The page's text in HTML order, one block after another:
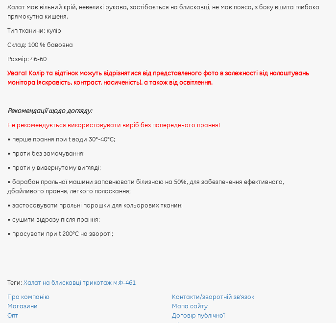
Халат має вільний крій, невеликі рукава, застібається на блискавці, не має пояса, з боку вшита глибока
прямокутна кишеня.
Тип тканини: кулір
Склад: 100 % бавовна
Розмір: 46-60
Увага! Колір та відтінок можуть відрізнятися від представленого фото в залежності від налаштувань
монітора (яскравість, контраст, насиченість), а також від освітлення.
Рекомендації щодо догляду:
Не рекомендується використовувати виріб без попереднього прання!
• перше прання при t води 30°-40°C;
• прати без замочування;
• прати у вивернутому вигляді;
• барабан пральної машини заповнювати білизною на 50%, для забезпечення ефективного,
дбайливого прання, легкого полоскання;
• застосовувати пральні порошки для кольорових тканин;
• сушити відразу після прання;
• прасувати при t 200°С на звороті;
Теги: Халат на блискавці трикотаж м.Ф-461
Про компанію
Магазини
Опт
Контакти/зворотній зв'язок
Мапа сайту
Договір публічної